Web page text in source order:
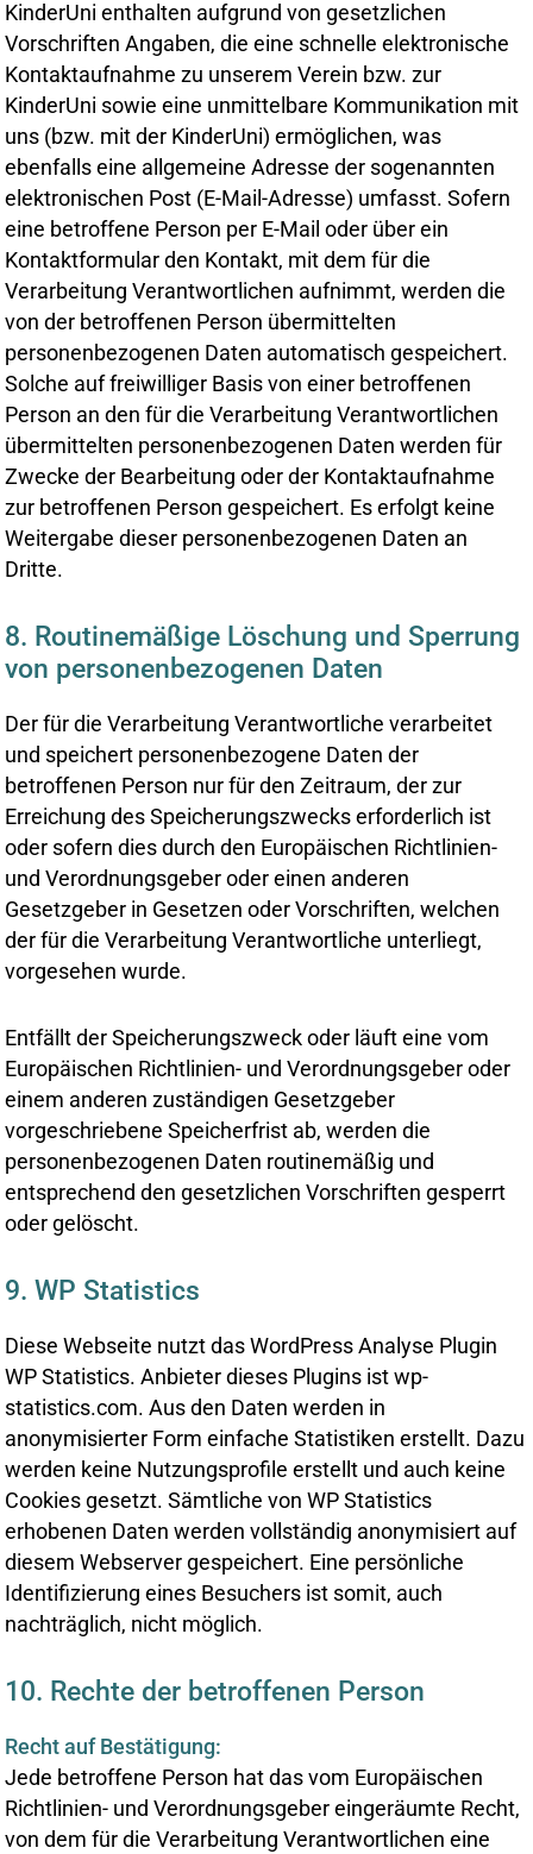
KinderUni enthalten aufgrund von gesetzlichen
Vorschriften Angaben, die eine schnelle elektronische
Kontaktaufnahme zu unserem Verein bzw. zur
KinderUni sowie eine unmittelbare Kommunikation mit
uns (bzw. mit der KinderUni) ermöglichen, was
ebenfalls eine allgemeine Adresse der sogenannten
elektronischen Post (E-Mail-Adresse) umfasst. Sofern
eine betroffene Person per E-Mail oder über ein
Kontaktformular den Kontakt, mit dem für die
Verarbeitung Verantwortlichen aufnimmt, werden die
von der betroffenen Person übermittelten
personenbezogenen Daten automatisch gespeichert.
Solche auf freiwilliger Basis von einer betroffenen
Person an den für die Verarbeitung Verantwortlichen
übermittelten personenbezogenen Daten werden für
Zwecke der Bearbeitung oder der Kontaktaufnahme
zur betroffenen Person gespeichert. Es erfolgt keine
Weitergabe dieser personenbezogenen Daten an
Dritte.
8. Routinemäßige Löschung und Sperrung
von personenbezogenen Daten
Der für die Verarbeitung Verantwortliche verarbeitet
und speichert personenbezogene Daten der
betroffenen Person nur für den Zeitraum, der zur
Erreichung des Speicherungszwecks erforderlich ist
oder sofern dies durch den Europäischen Richtlinien-
und Verordnungsgeber oder einen anderen
Gesetzgeber in Gesetzen oder Vorschriften, welchen
der für die Verarbeitung Verantwortliche unterliegt,
vorgesehen wurde.
Entfällt der Speicherungszweck oder läuft eine vom
Europäischen Richtlinien- und Verordnungsgeber oder
einem anderen zuständigen Gesetzgeber
vorgeschriebene Speicherfrist ab, werden die
personenbezogenen Daten routinemäßig und
entsprechend den gesetzlichen Vorschriften gesperrt
oder gelöscht.
9. WP Statistics
Diese Webseite nutzt das WordPress Analyse Plugin
WP Statistics. Anbieter dieses Plugins ist wp-
statistics.com. Aus den Daten werden in
anonymisierter Form einfache Statistiken erstellt. Dazu
werden keine Nutzungsprofile erstellt und auch keine
Cookies gesetzt. Sämtliche von WP Statistics
erhobenen Daten werden vollständig anonymisiert auf
diesem Webserver gespeichert. Eine persönliche
Identifizierung eines Besuchers ist somit, auch
nachträglich, nicht möglich.
10. Rechte der betroffenen Person
Recht auf Bestätigung:
Jede betroffene Person hat das vom Europäischen
Richtlinien- und Verordnungsgeber eingeräumte Recht,
von dem für die Verarbeitung Verantwortlichen eine